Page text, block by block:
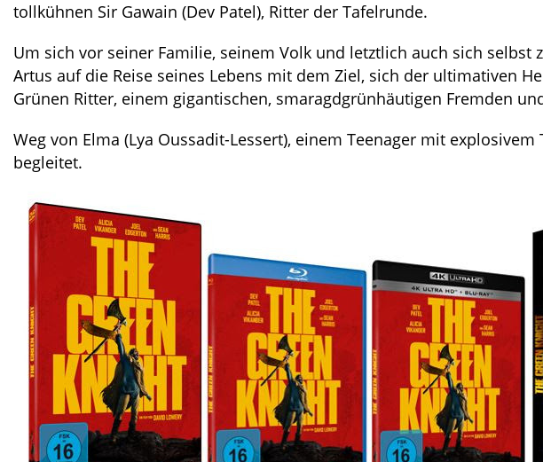
tollkühnen Sir Gawain (Dev Patel), Ritter der Tafelrunde.
Um sich vor seiner Familie, seinem Volk und letztlich auch sich selbst
Artus auf die Reise seines Lebens mit dem Ziel, sich der ultimativen
Grünen Ritter, einem gigantischen, smaragdgrünhäutigen Fremden
Weg von Elma (Lya Oussadit-Lessert), einem Teenager mit
begleitet.